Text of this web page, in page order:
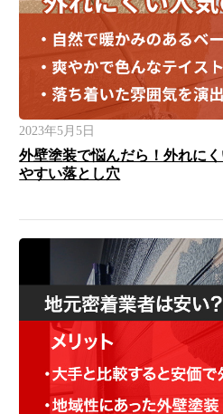
2023年5月5日
外壁塗装で悩んだら！外れに
やすい落とし穴